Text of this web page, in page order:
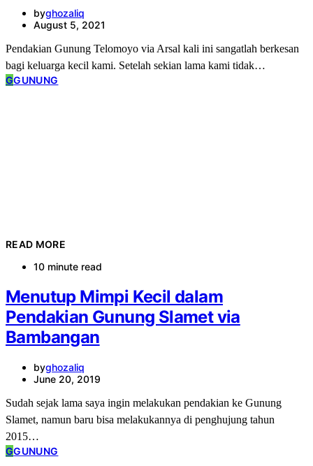
byghozaliq
August 5, 2021
Pendakian Gunung Telomoyo via Arsal kali ini sangatlah berkesan
bagi keluarga kecil kami. Setelah sekian lama kami tidak…
GGUNUNG
READ MORE
10 minute read
Menutup Mimpi Kecil dalam
Pendakian Gunung Slamet via
Bambangan
byghozaliq
June 20, 2019
Sudah sejak lama saya ingin melakukan pendakian ke Gunung
Slamet, namun baru bisa melakukannya di penghujung tahun
2015…
GGUNUNG